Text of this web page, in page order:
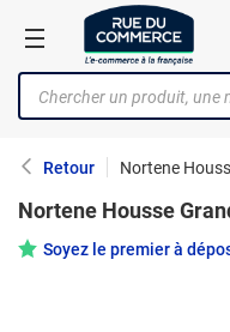
Retour Nortene
Nortene Housse
Soyez le premier à